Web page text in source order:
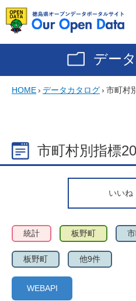
デー
HOME› データカタログ› 市町村
市町村別指標
いいね
統計 板野町
板野町 他9件
WEBAPI